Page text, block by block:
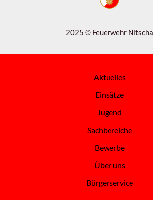
2025 © Feuerwehr Nitscha
Aktuelles
Einsätze
Jugend
Sachbereiche
Bewerbe
Über uns
Bürgerservice